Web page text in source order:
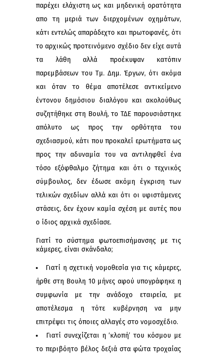
παρέχει ελάχιστη ως και μηδενική ορατότητα
απο τη μεριά των διερχομένων οχημάτων,
κάτι εντελώς απαράδεχτο και πρωτοφανές, ότι
το αρχικώς προτεινόμενο σχέδιο δεν είχε αυτά
τα λάθη αλλά προέκυψαν κατόπιν
παρεμβάσεων του Τμ. Δημ. Έργων, ότι ακόμα
και όταν το θέμα αποτέλεσε αντικείμενο
έντονου δημόσιου διαλόγου και ακολούθως
συζητήθηκε στη Βουλή, το ΤΔΕ παρουσιάστηκε
απόλυτο ως προς την ορθότητα του
σχεδιασμού, κάτι που προκαλεί ερωτήματα ως
προς την αδυναμία του να αντιληφθεί ένα
τόσο εξόφθαλμο ζήτημα και ότι ο τεχνικός
σύμβουλος, δεν έδωσε ακόμη έγκριση των
τελικών σχεδίων αλλά και ότι οι υφιστάμενες
στάσεις, δεν έχουν καμία σχέση με αυτές που
ο ίδιος αρχικά σχεδίασε.
Γιατί το σύστημα φωτοεπισήμανσης με τις
κάμερες, είναι σκάνδαλο;
Γιατί η σχετική νομοθεσία για τις κάμερες,
ήρθε στη Βουλη 10 μήνες αφού υπογράφηκε η
συμφωνία με την ανάδοχο εταιρεία, με
αποτέλεσμα η τότε κυβέρνηση να μην
επιτρέψει τις όποιες αλλαγές στο νομοσχέδιο.
Γιατί συνεχίζεται η ‘κλοπή’ του κόσμου με
το περιβόητο βέλος δεξιά στα φώτα τροχαίας